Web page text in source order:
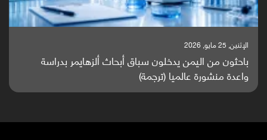
الإثنين, 25 مايو, 2026
باحثون من اليمن يدخلون سباق أبحاث ألزهايمر بدراسة
واعدة منشورة عالميا (ترجمة)